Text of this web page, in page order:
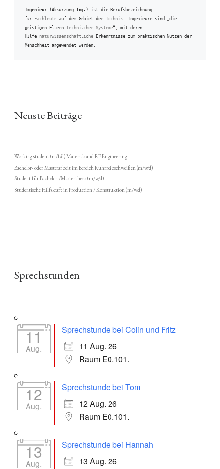
Ingenieur (Abkürzung Ing. ) ist die Berufsbezeichnung
für
Fachleute auf dem Gebiet der Technik . Ingenieure sind „die
geistigen Eltern Technischer Systeme“, mit deren
Hilfe naturwissenschaftliche Erkenntnisse zum praktischen Nutzen der
Menschheit angewendet werden.
Neuste Beiträge
Working student (m/f/d) Materials and RF Engineering
Bachelor- oder Masterarbeit im Bereich Rührreibschweißen (m/w/d)
Student für Bachelor-/Masterthesis (m/w/d)
Studentische Hilfskraft in Produktion / Konstruktion (m/w/d)
Sprechstunden
11
Aug.
Sprechstunde bei Colin und Fritz
11 Aug. 26
Raum E0.101.
12
Aug.
Sprechstunde bei Tom
12 Aug. 26
Raum E0.101.
13
Aug.
Sprechstunde bei Hannah
13 Aug. 26